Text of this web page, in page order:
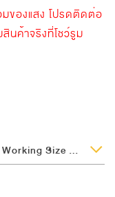
ของแสง โปรดติดต่อ
นค้าจริงที่โชว์รูม
รุ่น : LUX MARBLE ขนาด (cm.) : 60x60 Working Size (cm.) : 60x60 ความหนา (mm.) : 8.5